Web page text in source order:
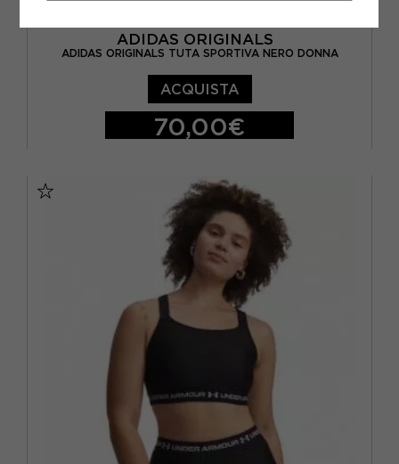
ADIDAS ORIGINALS
ADIDAS ORIGINALS TUTA SPORTIVA NERO DONNA
ACQUISTA
70,00€